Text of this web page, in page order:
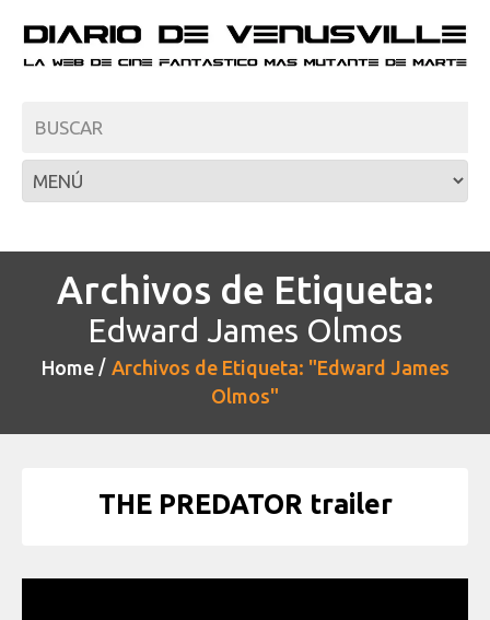
Archivos de Etiqueta:
Edward James Olmos
Home
Archivos de Etiqueta: "Edward James
Olmos"
THE PREDATOR trailer